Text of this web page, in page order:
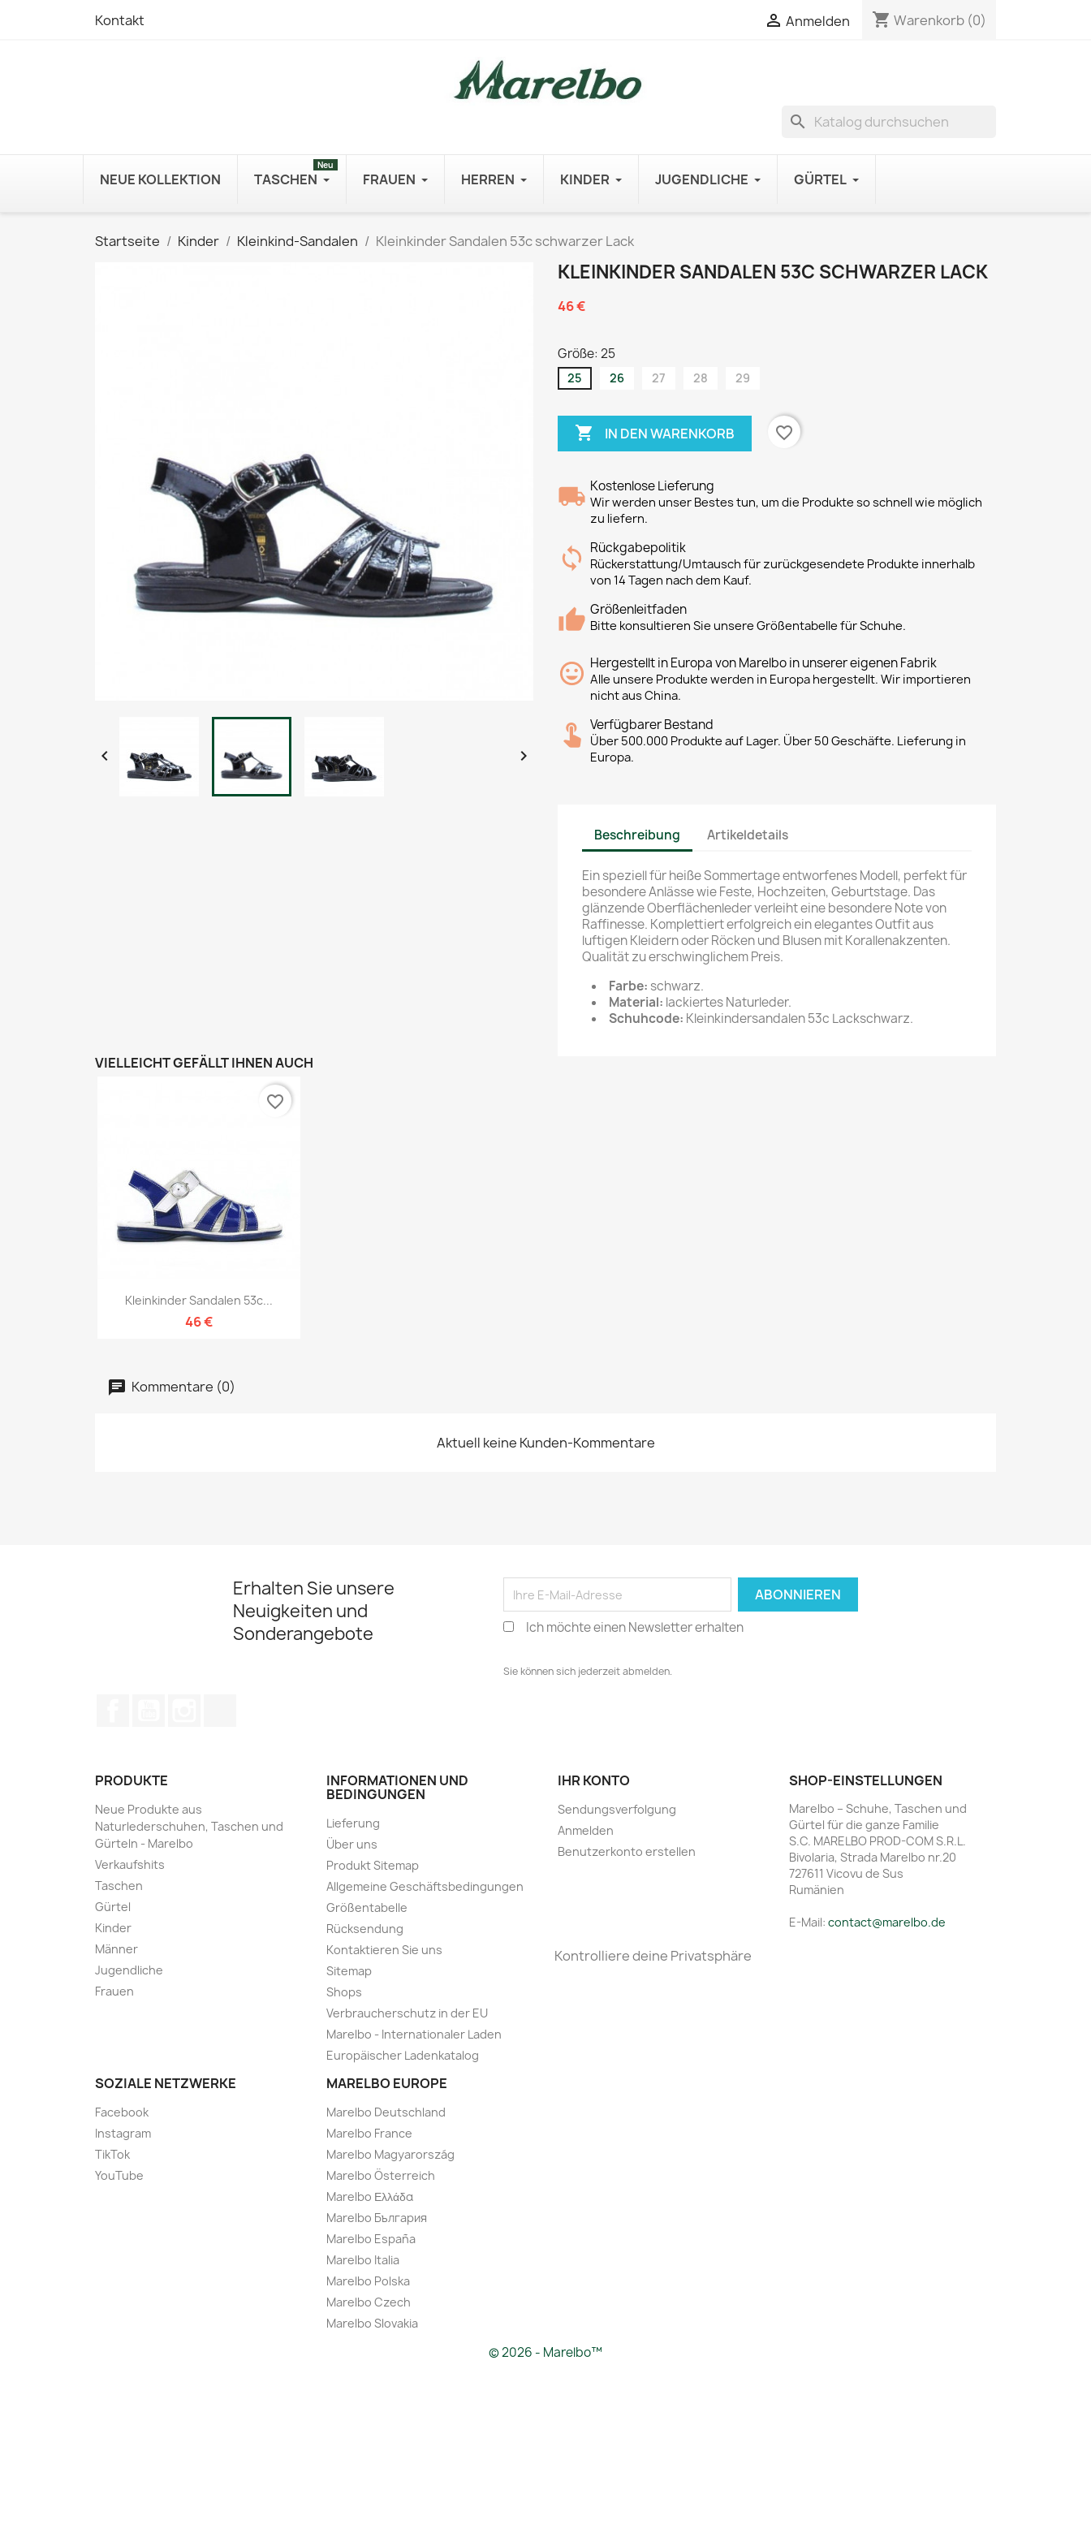
Kontakt  Anmelden shopping_cart Warenkorb (0)
search
NEUE KOLLEKTION TASCHEN
Neu
FRAUEN HERREN KINDER JUGENDLICHE GÜRTEL
Startseite Kinder Kleinkind-Sandalen Kleinkinder Sandalen 53c schwarzer Lack
 
KLEINKINDER SANDALEN 53C SCHWARZER LACK
46 €
Größe: 25
25 26 27 28 29
 IN DEN WARENKORB favorite_border
Kostenlose Lieferung
Wir werden unser Bestes tun, um die Produkte so schnell wie möglich
zu liefern.
Rückgabepolitik
Rückerstattung/Umtausch für zurückgesendete Produkte innerhalb
von 14 Tagen nach dem Kauf.
Größenleitfaden
Bitte konsultieren Sie unsere Größentabelle für Schuhe.
Hergestellt in Europa von Marelbo in unserer eigenen Fabrik
Alle unsere Produkte werden in Europa hergestellt. Wir importieren
nicht aus China.
Verfügbarer Bestand
Über 500.000 Produkte auf Lager. Über 50 Geschäfte. Lieferung in
Europa.
Beschreibung Artikeldetails
Ein speziell für heiße Sommertage entworfenes Modell, perfekt für
besondere Anlässe wie Feste, Hochzeiten, Geburtstage. Das
glänzende Oberflächenleder verleiht eine besondere Note von
Raffinesse. Komplettiert erfolgreich ein elegantes Outfit aus
luftigen Kleidern oder Röcken und Blusen mit Korallenakzenten.
Qualität zu erschwinglichem Preis.
Farbe: schwarz.
Material: lackiertes Naturleder.
Schuhcode: Kleinkindersandalen 53c Lackschwarz.
VIELLEICHT GEFÄLLT IHNEN AUCH
Vorschau
Kleinkinder Sandalen 53c...
46 €
favorite_border
Kommentare (0)
Aktuell keine Kunden-Kommentare
Erhalten Sie unsere
Neuigkeiten und
Sonderangebote
Ich möchte einen Newsletter erhalten
Sie können sich jederzeit abmelden.
PRODUKTE
Neue Produkte aus
Naturlederschuhen, Taschen und
Gürteln - Marelbo
Verkaufshits
Taschen
Gürtel
Kinder
Männer
Jugendliche
Frauen
INFORMATIONEN UND
BEDINGUNGEN
Lieferung
Über uns
Produkt Sitemap
Allgemeine Geschäftsbedingungen
Größentabelle
Rücksendung
Kontaktieren Sie uns
Sitemap
Shops
Verbraucherschutz in der EU
Marelbo - Internationaler Laden
Europäischer Ladenkatalog
SOZIALE NETZWERKE
Facebook
Instagram
TikTok
YouTube
MARELBO EUROPE
Marelbo Deutschland
Marelbo France
Marelbo Magyarország
Marelbo Österreich
Marelbo Ελλάδα
Marelbo България
Marelbo España
Marelbo Italia
Marelbo Polska
Marelbo Czech
Marelbo Slovakia
IHR KONTO
Sendungsverfolgung
Anmelden
Benutzerkonto erstellen
SHOP-EINSTELLUNGEN
Marelbo – Schuhe, Taschen und
Gürtel für die ganze Familie
S.C. MARELBO PROD-COM S.R.L.
Bivolaria, Strada Marelbo nr.20
727611 Vicovu de Sus
Rumänien
E-Mail: contact@marelbo.de
Kontrolliere deine Privatsphäre
© 2026 - Marelbo™